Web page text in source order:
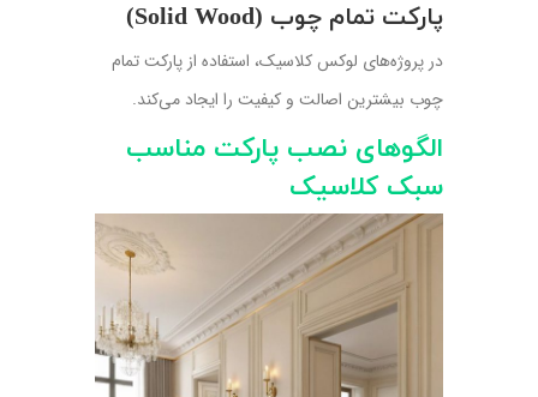
پارکت تمام چوب (Solid Wood)
در پروژه‌های لوکس کلاسیک، استفاده از پارکت تمام
چوب بیشترین اصالت و کیفیت را ایجاد می‌کند.
الگوهای نصب پارکت مناسب
سبک کلاسیک